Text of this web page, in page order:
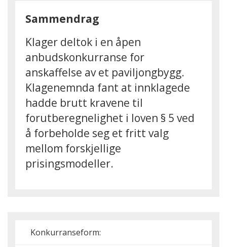
Sammendrag
Klager deltok i en åpen
anbudskonkurranse for
anskaffelse av et paviljongbygg.
Klagenemnda fant at innklagede
hadde brutt kravene til
forutberegnelighet i loven § 5 ved
å forbeholde seg et fritt valg
mellom forskjellige
prisingsmodeller.
Konkurranseform: